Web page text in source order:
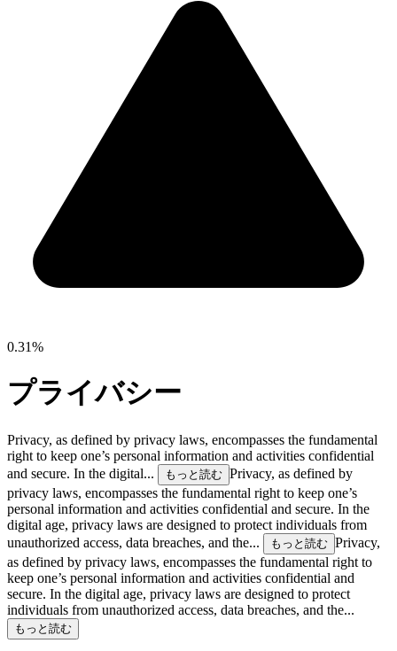
0.31%
プライバシー
Privacy, as defined by privacy laws, encompasses the fundamental
right to keep one’s personal information and activities confidential
and secure. In the digital...
もっと読む Privacy, as defined by
privacy laws, encompasses the fundamental right to keep one’s
personal information and activities confidential and secure. In the
digital age, privacy laws are designed to protect individuals from
unauthorized access, data breaches, and the...
もっと読む Privacy,
as defined by privacy laws, encompasses the fundamental right to
keep one’s personal information and activities confidential and
secure. In the digital age, privacy laws are designed to protect
individuals from unauthorized access, data breaches, and the...
もっと読む